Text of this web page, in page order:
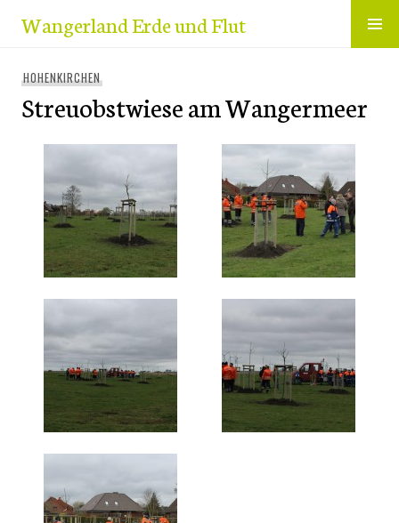
InhaltWangerland Erde und Flut
HOHENKIRCHEN
Streuobstwiese am Wangermeer